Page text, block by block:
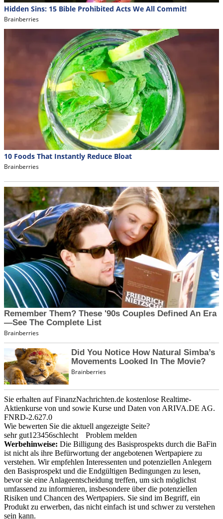
Sie erhalten auf FinanzNachrichten.de kostenlose Realtime-
Aktienkurse von und sowie Kurse und Daten von ARIVA.DE AG.
FNRD-2.627.0
Wie bewerten Sie die aktuell angezeigte Seite?
sehr gut1 23456schlecht
Problem melden
Werbehinweise: Die Billigung des Basisprospekts durch die BaFin
ist nicht als ihre Befürwortung der angebotenen Wertpapiere zu
verstehen. Wir empfehlen Interessenten und potenziellen Anlegern
den Basisprospekt und die Endgültigen Bedingungen zu lesen,
bevor sie eine Anlageentscheidung treffen, um sich möglichst
umfassend zu informieren, insbesondere über die potenziellen
Risiken und Chancen des Wertpapiers. Sie sind im Begriff, ein
Produkt zu erwerben, das nicht einfach ist und schwer zu verstehen
sein kann.